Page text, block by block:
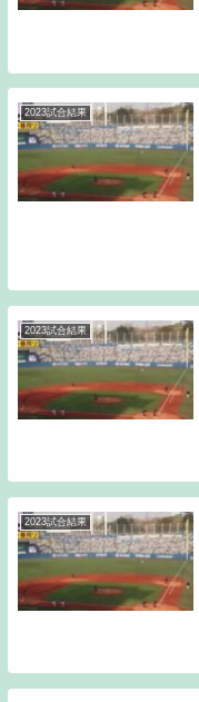
2023試合結果
2023試合結果
2023試合結果